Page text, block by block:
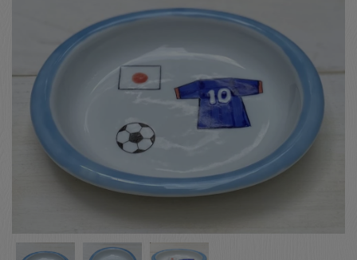
こども和食器 小夏
ご利用ガイド
法人・飲食店のお客様
お客様の声
店舗紹介
お問い合わせ
箸ブログ